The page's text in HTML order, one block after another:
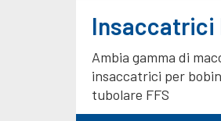
Insaccatrici
Ambia gamma di
insaccatrici per
tubolare FFS